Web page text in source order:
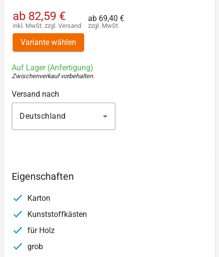
ab 82,59 €
inkl. MwSt. zzgl. Versand
ab 69,40 €
zzgl. MwSt.
Variante wählen
Auf Lager (Anfertigung)
Zwischenverkauf vorbehalten.
Versand nach
Deutschland
Eigenschaften
Karton
Kunststoffkästen
für Holz
grob